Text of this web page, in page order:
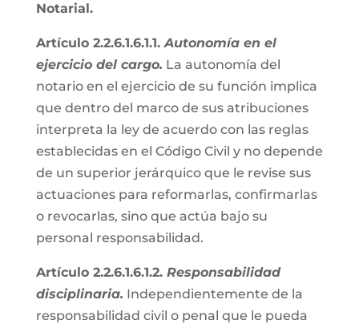
Notarial.
Artículo 2.2.6.1.6.1.1.Autonomía en el
ejercicio del cargo. La autonomía del
notario en el ejercicio de su función implica
que dentro del marco de sus atribuciones
interpreta la ley de acuerdo con las reglas
establecidas en el Código Civil y no depende
de un superior jerárquico que le revise sus
actuaciones para reformarlas, confirmarlas
o revocarlas, sino que actúa bajo su
personal responsabilidad.
Artículo 2.2.6.1.6.1.2.Responsabilidad
disciplinaria. Independientemente de la
responsabilidad civil o penal que le pueda